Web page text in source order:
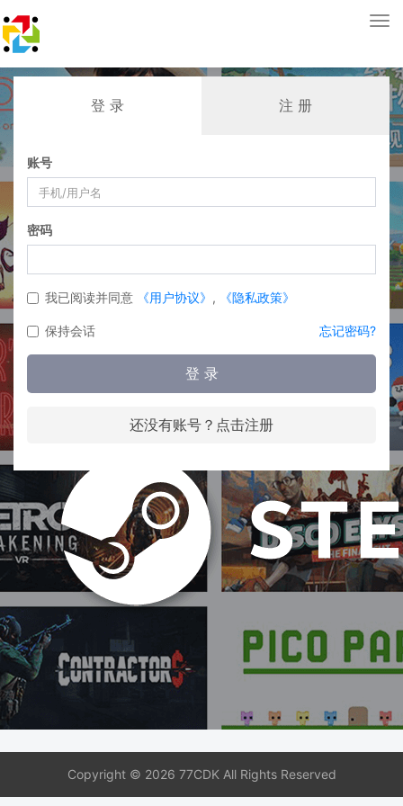
登 录 注 册
账号
密码
我已阅读并同意 《用户协议》 , 《隐私政策》
保持会话 忘记密码?
登 录
还没有账号？点击注册
Copyright © 2026 77CDK All Rights Reserved